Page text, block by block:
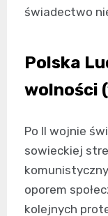
świadectwo
Polska
wolności
Po II wojnie
sowieckiej
oporem
kolejnych